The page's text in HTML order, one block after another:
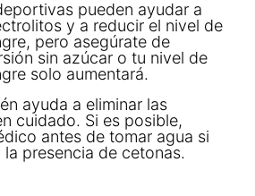
pueden ayudar a
y a reducir el nivel de
pero asegúrate de
sin azúcar o tu nivel de
solo aumentará.
ayuda a eliminar las
cuidado. Si es posible,
antes de tomar agua si
presencia de cetonas.